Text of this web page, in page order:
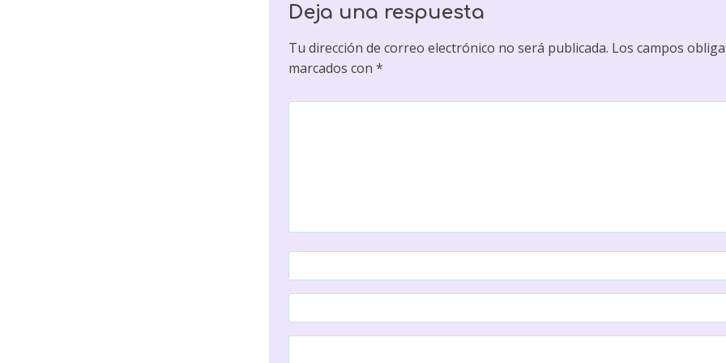
Deja una respuesta
Tu dirección de correo electrónico no será publicada. Los campos
marcados con *